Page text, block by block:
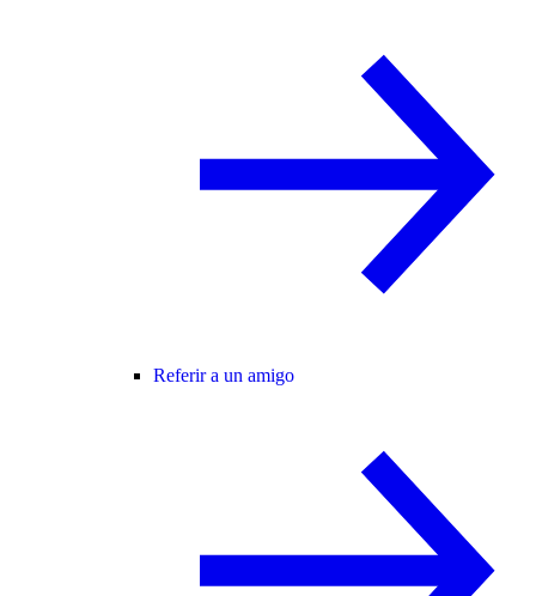
Referir a un amigo